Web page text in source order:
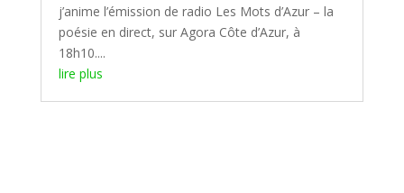
j’anime l’émission de radio Les Mots d’Azur – la
poésie en direct, sur Agora Côte d’Azur, à
18h10....
lire plus